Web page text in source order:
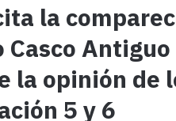
la
la opinión de
5 y 6